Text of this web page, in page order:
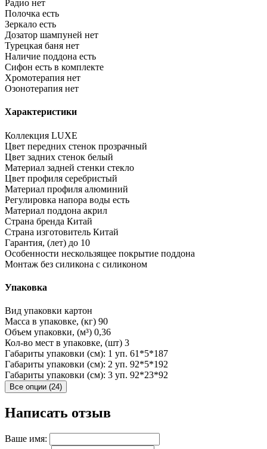
Радио нет
Полочка есть
Зеркало есть
Дозатор шампуней нет
Турецкая баня нет
Наличие поддона есть
Сифон есть в комплекте
Хромотерапия нет
Озонотерапия нет
Характеристики
Коллекция LUXE
Цвет передних стенок прозрачный
Цвет задних стенок белый
Материал задней стенки стекло
Цвет профиля серебристый
Материал профиля алюминий
Регулировка напора воды есть
Материал поддона акрил
Страна бренда Китай
Страна изготовитель Китай
Гарантия, (лет) до 10
Особенности нескользящее покрытие поддона
Монтаж без силикона с силиконом
Упаковка
Вид упаковки картон
Масса в упаковке, (кг) 90
Объем упаковки, (м³) 0,36
Кол-во мест в упаковке, (шт) 3
Габариты упаковки (см): 1 уп. 61*5*187
Габариты упаковки (см): 2 уп. 92*5*192
Габариты упаковки (см): 3 уп. 92*23*92
Все опции (24)
Написать отзыв
Ваше имя: